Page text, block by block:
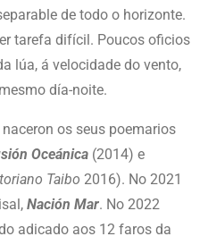
de todo o horizonte.
tarefa difícil. Poucos oficios
lúa, á velocidade do vento,
día-noite.
os seus poemarios
Oceánica (2014) e
Taibo 2016). No 2021
Nación Mar. No 2022
adicado aos 12 faros da